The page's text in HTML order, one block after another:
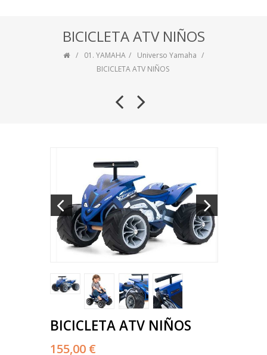
BICICLETA ATV NIÑOS
01. YAMAHA
Universo Yamaha
BICICLETA ATV NIÑOS
BICICLETA ATV NIÑOS
155,00 €